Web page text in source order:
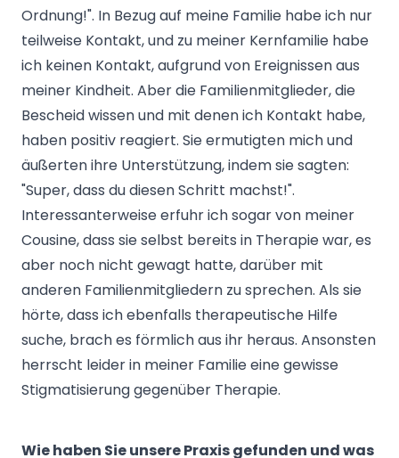
Ordnung!". In Bezug auf meine Familie habe ich nur
teilweise Kontakt, und zu meiner Kernfamilie habe
ich keinen Kontakt, aufgrund von Ereignissen aus
meiner Kindheit. Aber die Familienmitglieder, die
Bescheid wissen und mit denen ich Kontakt habe,
haben positiv reagiert. Sie ermutigten mich und
äußerten ihre Unterstützung, indem sie sagten:
"Super, dass du diesen Schritt machst!".
Interessanterweise erfuhr ich sogar von meiner
Cousine, dass sie selbst bereits in Therapie war, es
aber noch nicht gewagt hatte, darüber mit
anderen Familienmitgliedern zu sprechen. Als sie
hörte, dass ich ebenfalls therapeutische Hilfe
suche, brach es förmlich aus ihr heraus. Ansonsten
herrscht leider in meiner Familie eine gewisse
Stigmatisierung gegenüber Therapie.
Wie haben Sie unsere Praxis gefunden und was